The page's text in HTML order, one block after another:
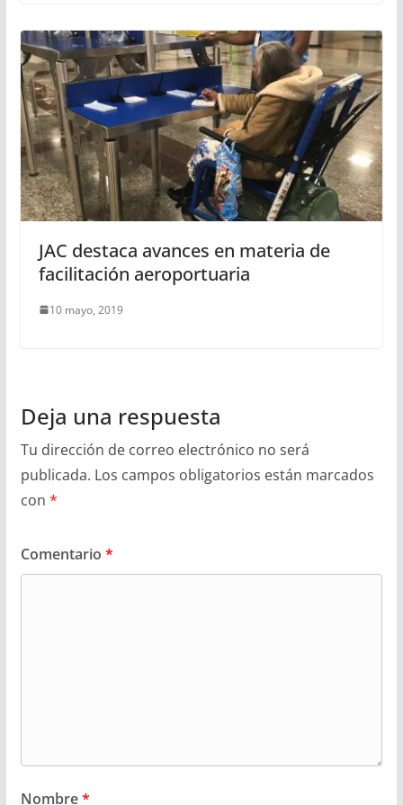
JAC destaca avances en materia de
facilitación aeroportuaria
10 mayo, 2019
Deja una respuesta
Tu dirección de correo electrónico no será
publicada. Los campos obligatorios están marcados
con *
Comentario *
Nombre*